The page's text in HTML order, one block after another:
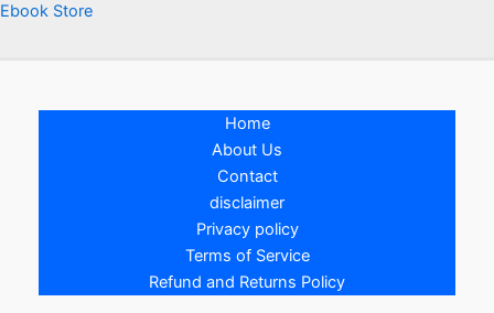
Ebook Store
Home
About Us
Contact
disclaimer
Privacy policy
Terms of Service
Refund and Returns Policy